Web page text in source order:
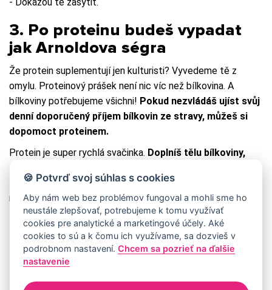
3. Po proteinu budeš vypadat
jak Arnoldova ségra
Že protein suplementují jen kulturisti? Vyvedeme tě z
omylu. Proteinový prášek není nic víc než bílkovina. A
bílkoviny potřebujeme všichni! Pokud nezvládáš ujíst svůj
denní doporučený příjem bílkovin ze stravy, můžeš si
dopomoct proteinem.
Protein je super rychlá svačinka. Doplníš tělu bílkoviny,
Za nás můžeme doporučit náš nejoblíbenější a
nejprodávanější proteinChoco Bueno.
🍪 Potvrď svoj súhlas s cookies
Aby nám web bez problémov fungoval a mohli sme ho
neustále zlepšovať, potrebujeme k tomu využívať
cookies pre analytické a marketingové účely. Aké
cookies to sú a k čomu ich využívame, sa dozvieš v
podrobnom nastavení.Chcem sa pozrieť na ďalšie
nastavenie